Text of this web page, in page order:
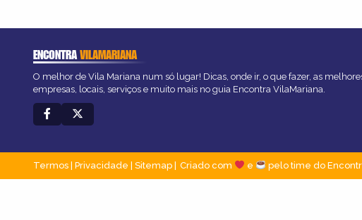
ENCONTRAVILAMARIANA
O melhor de Vila Mariana num só lugar! Dicas, onde ir, o que fazer, as
empresas, locais, serviços e muito mais no guia Encontra VilaMariana.
Termos Privacidade Sitemap Criado com e pelo time do